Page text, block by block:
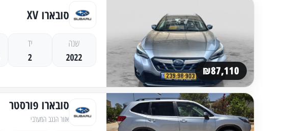
₪87,110
סובארו XV
שנה
2022
יד
2
סובארו פורסטר
אזור הנגב המערבי